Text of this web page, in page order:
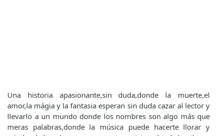
Una historia apasionante,sin duda,donde la muerte,el
amor,la mágia y la fantasia esperan sin duda cazar al lector y
llevarlo a un mundo donde los nombres son algo más que
meras palabras,donde la música puede hacerte llorar y